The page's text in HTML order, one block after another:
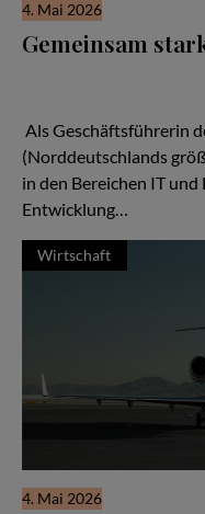
4. Mai 2026
Gemeinsam
Als Geschäftsführerin
(Norddeutschlands
in den Bereichen IT
Entwicklung…
Wirtschaft
4. Mai 2026